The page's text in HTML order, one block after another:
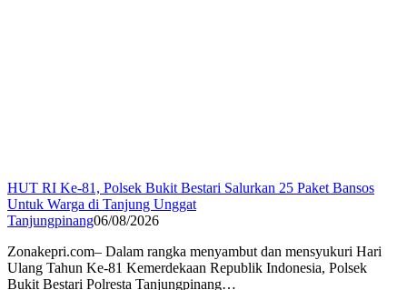
HUT RI Ke-81, Polsek Bukit Bestari Salurkan 25 Paket Bansos
Untuk Warga di Tanjung Unggat
Tanjungpinang06/08/2026
Zonakepri.com– Dalam rangka menyambut dan mensyukuri Hari
Ulang Tahun Ke-81 Kemerdekaan Republik Indonesia, Polsek
Bukit Bestari Polresta Tanjungpinang…